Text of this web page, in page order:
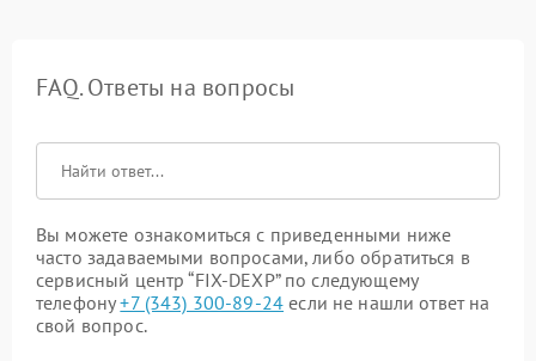
FAQ. Ответы на вопросы
Вы можете ознакомиться с приведенными ниже
часто задаваемыми вопросами, либо обратиться в
сервисный центр “FIX-DEXP” по следующему
телефону+7 (343) 300-89-24 если не нашли ответ на
свой вопрос.